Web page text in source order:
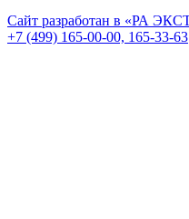
Сайт разработан в «РА
+7 (499) 165-00-00, 165-33-63